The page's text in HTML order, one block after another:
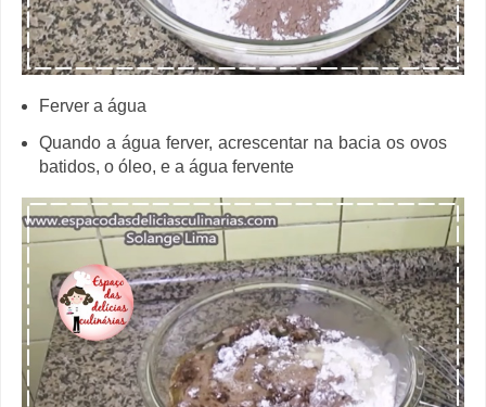
Ferver a água
Quando a água ferver, acrescentar na bacia os ovos
batidos, o óleo, e a água fervente